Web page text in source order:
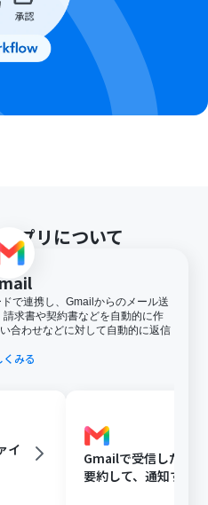
プリについて
で連携し、Gmailからのメール送
求書や契約書などを自動的に作
合わせなどに対して自動的に返信
くみる
イ
Gmailで受信した内
要約して、通知する